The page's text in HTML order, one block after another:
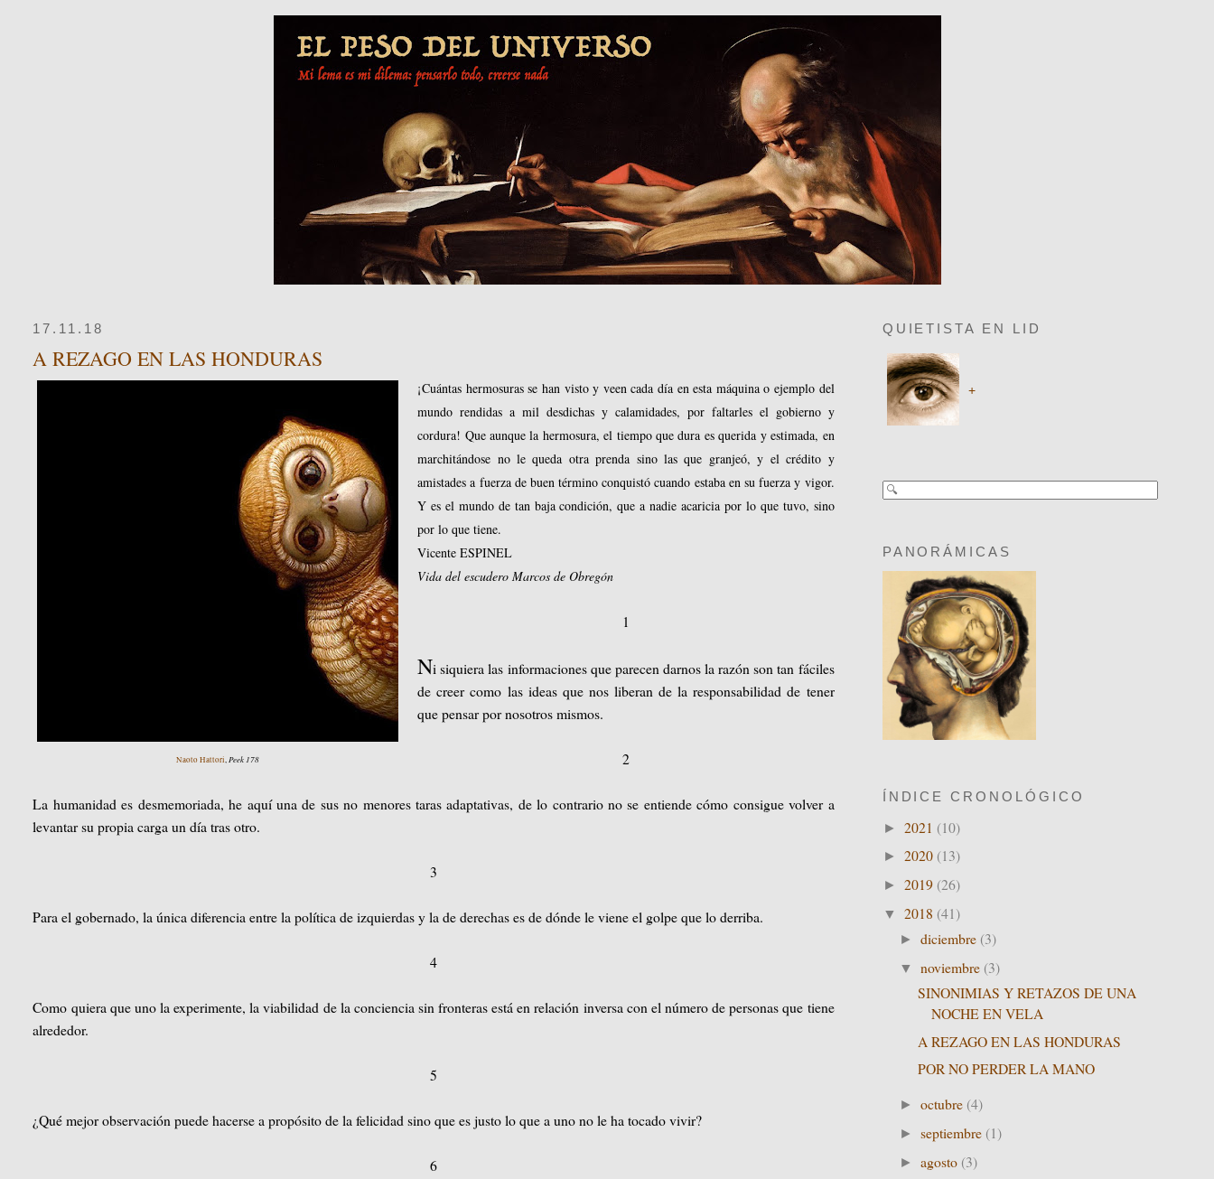
17.11.18
A REZAGO EN LAS HONDURAS
Naoto Hattori,Peek 178
¡Cuántas hermosuras se han visto y veen cada día en esta máquina o ejemplo del
mundo rendidas a mil desdichas y calamidades, por faltarles el gobierno y
cordura! Que aunque la hermosura, el tiempo que dura es querida y estimada, en
marchitándose no le queda otra prenda sino las que granjeó, y el crédito y
amistades a fuerza de buen término conquistó cuando estaba en su fuerza y vigor.
Y es el mundo de tan baja condición, que a nadie acaricia por lo que tuvo, sino
por lo que tiene.
Vicente ESPINEL
Vida del escudero Marcos de Obregón
1
Ni siquiera las informaciones que parecen darnos la razón son tan fáciles
de creer como las ideas que nos liberan de la responsabilidad de tener
que pensar por nosotros mismos.
2
La humanidad es desmemoriada, he aquí una de sus no menores taras adaptativas, de lo contrario no se entiende cómo consigue volver a
levantar su propia carga un día tras otro.
3
Para el gobernado, la única diferencia entre la política de izquierdas y la de derechas es de dónde le viene el golpe que lo derriba.
4
Como quiera que uno la experimente, la viabilidad de la conciencia sin fronteras está en relación inversa con el número de personas que tiene
alrededor.
5
¿Qué mejor observación puede hacerse a propósito de la felicidad sino que es justo lo que a uno no le ha tocado vivir?
6
QUIETISTA EN LID
+
PANORÁMICAS
ÍNDICE CRONOLÓGICO
► 2021 (10)
► 2020 (13)
► 2019 (26)
▼ 2018 (41)
►diciembre (3)
▼noviembre (3)
SINONIMIAS Y RETAZOS DE UNA
NOCHE EN VELA
A REZAGO EN LAS HONDURAS
POR NO PERDER LA MANO
►octubre (4)
►septiembre (1)
►agosto (3)